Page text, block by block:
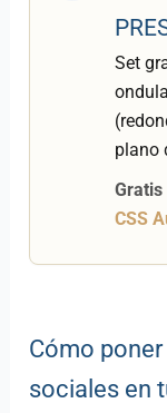
Set
plano
Gratis
CSS
Cómo
sociales en